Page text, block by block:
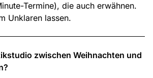
Termine), die auch erwähnen.
Unklaren lassen.
zwischen Weihnachten und